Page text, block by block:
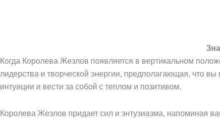
Когда Королева Жезлов появляется в вертикальном
лидерства и творческой энергии, предполагающая, что
интуиции и вести за собой с теплом и позитивом.
Королева Жезлов придает сил и энтузиазма, напоминая